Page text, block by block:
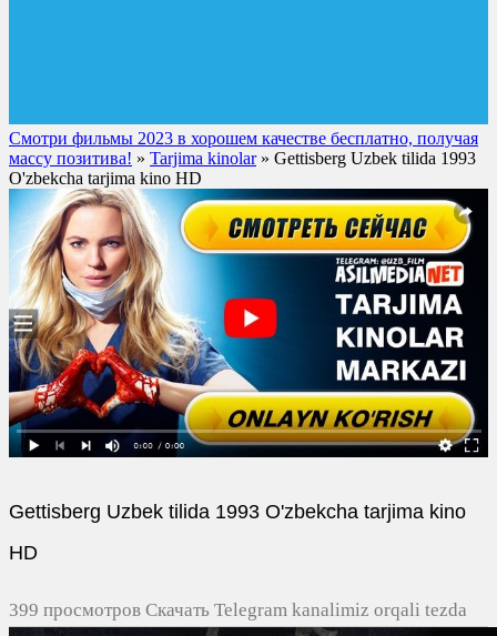
Смотри фильмы 2023 в хорошем качестве бесплатно, получая
массу позитива! » Tarjima kinolar» Gettisberg Uzbek tilida 1993
O'zbekcha tarjima kino HD
Gettisberg Uzbek tilida 1993 O'zbekcha tarjima kino
HD
399 просмотров Скачать Telegram kanalimiz orqali tezda